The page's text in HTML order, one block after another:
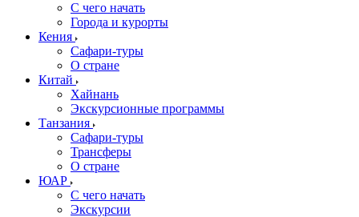
С чего начать
Города и курорты
Кения
Сафари-туры
О стране
Китай
Хайнань
Экскурсионные программы
Танзания
Сафари-туры
Трансферы
О стране
ЮАР
С чего начать
Экскурсии